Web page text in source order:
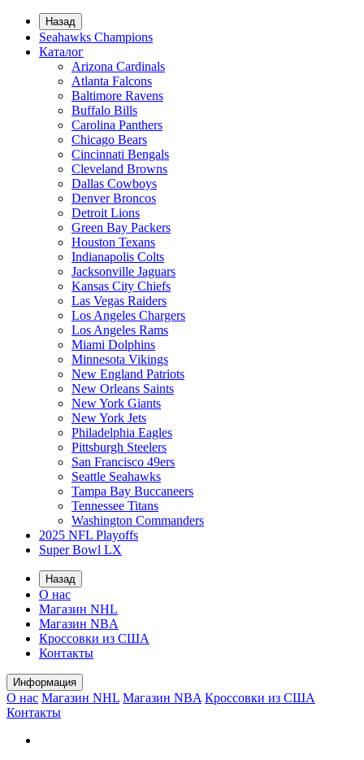
Назад
Seahawks Champions
Каталог
Arizona Cardinals
Atlanta Falcons
Baltimore Ravens
Buffalo Bills
Carolina Panthers
Chicago Bears
Cincinnati Bengals
Cleveland Browns
Dallas Cowboys
Denver Broncos
Detroit Lions
Green Bay Packers
Houston Texans
Indianapolis Colts
Jacksonville Jaguars
Kansas City Chiefs
Las Vegas Raiders
Los Angeles Chargers
Los Angeles Rams
Miami Dolphins
Minnesota Vikings
New England Patriots
New Orleans Saints
New York Giants
New York Jets
Philadelphia Eagles
Pittsburgh Steelers
San Francisco 49ers
Seattle Seahawks
Tampa Bay Buccaneers
Tennessee Titans
Washington Commanders
2025 NFL Playoffs
Super Bowl LX
Назад
О нас
Магазин NHL
Магазин NBA
Кроссовки из США
Контакты
Информация
О нас Магазин NHL Магазин NBA Кроссовки из США
Контакты